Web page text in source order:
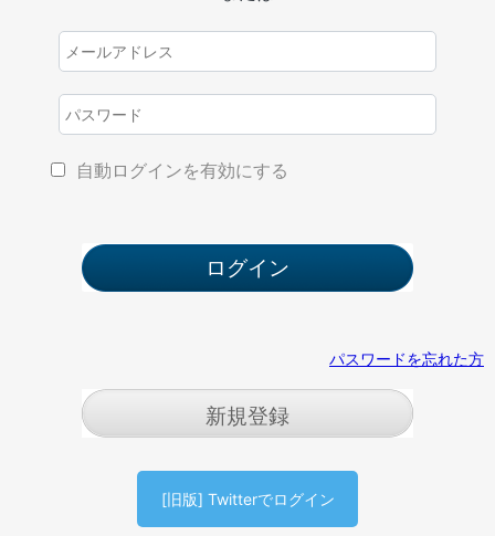
自動ログインを有効にする
パスワードを忘れた方
新規登録
[旧版] Twitterでログイン